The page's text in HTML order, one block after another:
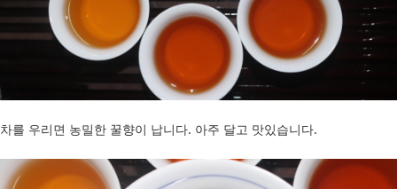
차를 우리면 농밀한 꿀향이 납니다. 아주 달고 맛있습니다.